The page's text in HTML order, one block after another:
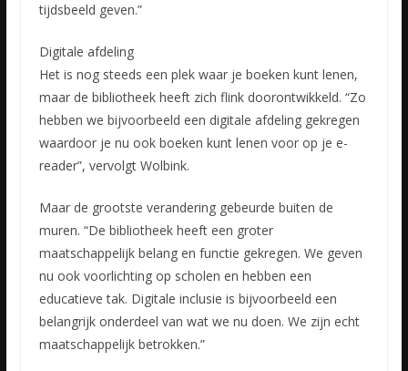
tijdsbeeld geven.”
Digitale afdeling
Het is nog steeds een plek waar je boeken kunt lenen,
maar de bibliotheek heeft zich flink doorontwikkeld. “Zo
hebben we bijvoorbeeld een digitale afdeling gekregen
waardoor je nu ook boeken kunt lenen voor op je e-
reader”, vervolgt Wolbink.
Maar de grootste verandering gebeurde buiten de
muren. “De bibliotheek heeft een groter
maatschappelijk belang en functie gekregen. We geven
nu ook voorlichting op scholen en hebben een
educatieve tak. Digitale inclusie is bijvoorbeeld een
belangrijk onderdeel van wat we nu doen. We zijn echt
maatschappelijk betrokken.”